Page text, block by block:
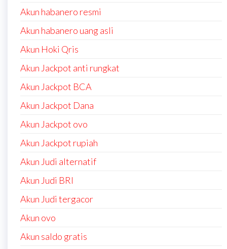
Akun habanero resmi
Akun habanero uang asli
Akun Hoki Qris
Akun Jackpot anti rungkat
Akun Jackpot BCA
Akun Jackpot Dana
Akun Jackpot ovo
Akun Jackpot rupiah
Akun Judi alternatif
Akun Judi BRI
Akun Judi tergacor
Akun ovo
Akun saldo gratis